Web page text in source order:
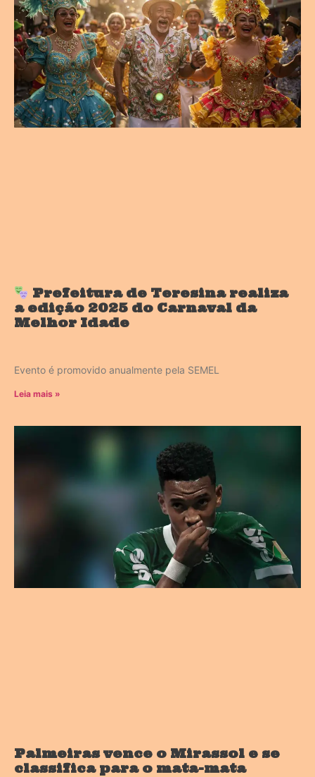
Prefeitura de Teresina realiza
a edição 2025 do Carnaval da
Melhor Idade
Evento é promovido anualmente pela SEMEL
Leia mais »
Palmeiras vence o Mirassol e se
classifica para o mata-mata